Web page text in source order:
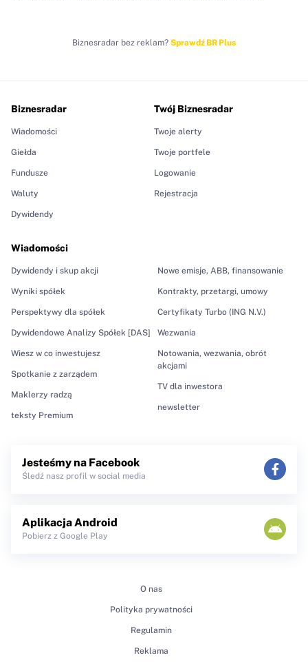
Biznesradar bez reklam? Sprawdź BR Plus
Biznesradar
Wiadomości
Giełda
Fundusze
Waluty
Dywidendy
Wiadomości
Dywidendy i skup akcji
Wyniki spółek
Perspektywy dla spółek
Dywidendowe Analizy Spółek [DAS]
Wiesz w co inwestujesz
Spotkanie z zarządem
Maklerzy radzą
teksty Premium
Nowe emisje, ABB, finansowanie
Kontrakty, przetargi, umowy
Certyfikaty Turbo (ING N.V.)
Wezwania
Notowania, wezwania, obrót
akcjami
TV dla inwestora
newsletter
Twój Biznesradar
Twoje alerty
Twoje portfele
Logowanie
Rejestracja
Jesteśmy na Facebook
Śledź nasz profil w social media
Aplikacja Android
Pobierz z Google Play
O nas
Polityka prywatności
Regulamin
Reklama